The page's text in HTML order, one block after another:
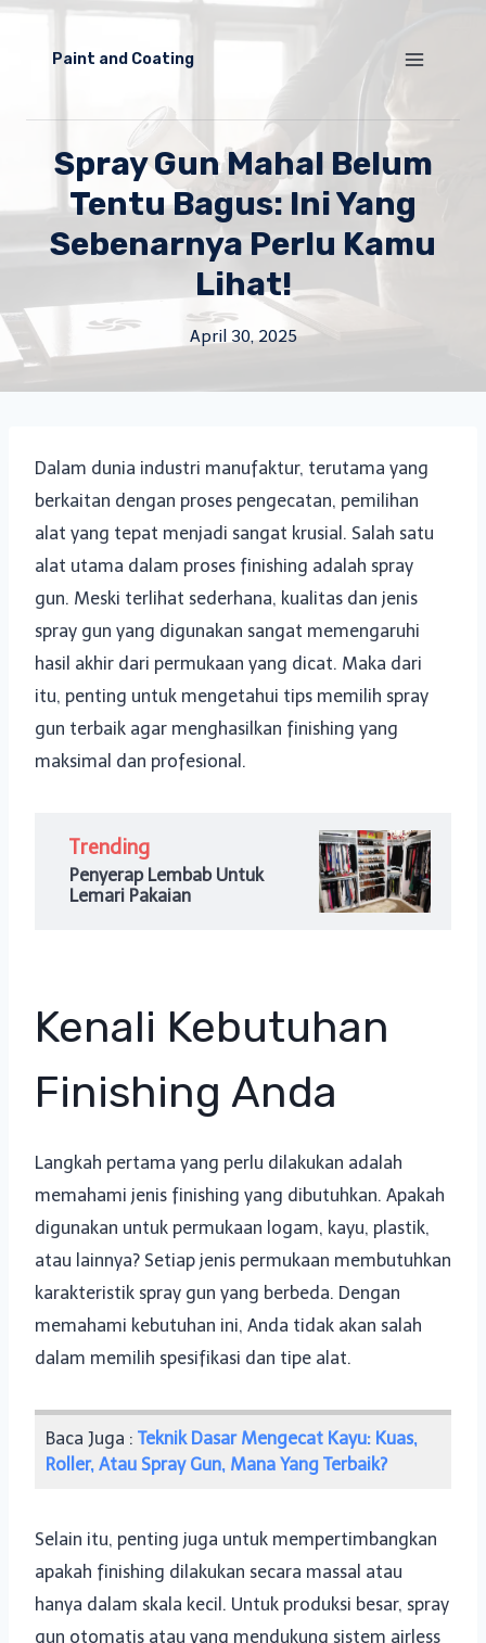
Skip
Paint and Coating
Spray Gun Mahal Belum
Tentu Bagus: Ini Yang
Sebenarnya Perlu Kamu
Lihat!
April 30, 2025
Dalam dunia industri manufaktur, terutama yang
berkaitan dengan proses pengecatan, pemilihan
alat yang tepat menjadi sangat krusial. Salah satu
alat utama dalam proses finishing adalah spray
gun. Meski terlihat sederhana, kualitas dan jenis
spray gun yang digunakan sangat memengaruhi
hasil akhir dari permukaan yang dicat. Maka dari
itu, penting untuk mengetahui tips memilih spray
gun terbaik agar menghasilkan finishing yang
maksimal dan profesional.
Trending
Penyerap Lembab Untuk
Lemari Pakaian
Kenali Kebutuhan
Finishing Anda
Langkah pertama yang perlu dilakukan adalah
memahami jenis finishing yang dibutuhkan. Apakah
digunakan untuk permukaan logam, kayu, plastik,
atau lainnya? Setiap jenis permukaan membutuhkan
karakteristik spray gun yang berbeda. Dengan
memahami kebutuhan ini, Anda tidak akan salah
dalam memilih spesifikasi dan tipe alat.
Baca Juga : Teknik Dasar Mengecat Kayu: Kuas,
Roller, Atau Spray Gun, Mana Yang Terbaik?
Selain itu, penting juga untuk mempertimbangkan
apakah finishing dilakukan secara massal atau
hanya dalam skala kecil. Untuk produksi besar, spray
gun otomatis atau yang mendukung sistem airless